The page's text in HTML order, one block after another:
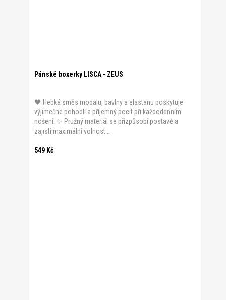
Pánské boxerky LISCA - ZEUS
549 Kč
🖤 Hebká směs modalu, bavlny a elastanu poskytuje
výjimečné pohodlí a příjemný pocit při každodenním
nošení. ✨ Pružný materiál se přizpůsobí postavě a
zajistí maximální volnost...